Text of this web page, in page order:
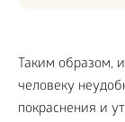
Таким образом,
человеку
покраснения и